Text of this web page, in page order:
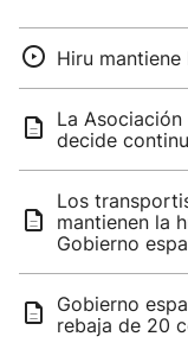
Hiru
La
decide
Los
mantienen la
Gobierno
Gobierno
rebaja de 20